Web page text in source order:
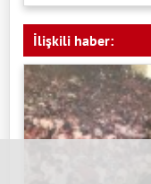
İlişkili haber: